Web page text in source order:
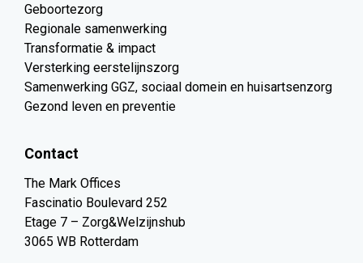
Geboortezorg
Regionale samenwerking
Transformatie & impact
Versterking eerstelijnszorg
Samenwerking GGZ, sociaal domein en huisartsenzorg
Gezond leven en preventie
Contact
The Mark Offices
Fascinatio Boulevard 252
Etage 7 – Zorg&Welzijnshub
3065 WB Rotterdam